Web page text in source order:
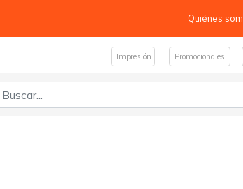
Quiénes
Impresión Promocionales
Buscar: